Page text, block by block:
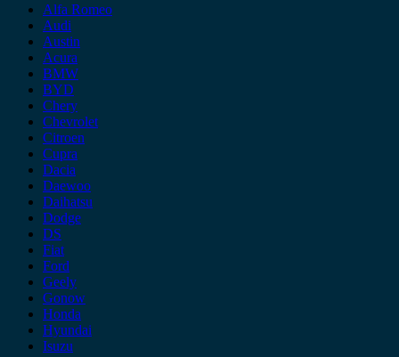
Alfa Romeo
Audi
Austin
Acura
BMW
BYD
Chery
Chevrolet
Citroen
Cupra
Dacia
Daewoo
Daihatsu
Dodge
DS
Fiat
Ford
Geely
Gonow
Honda
Hyundai
Isuzu